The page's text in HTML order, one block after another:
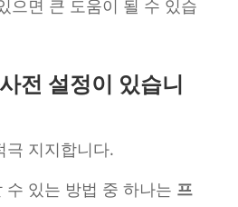
으면 큰 도움이 될 수 있습
전 설정이 있습니
극 지지합니다.
있는 방법 중 하나는 프